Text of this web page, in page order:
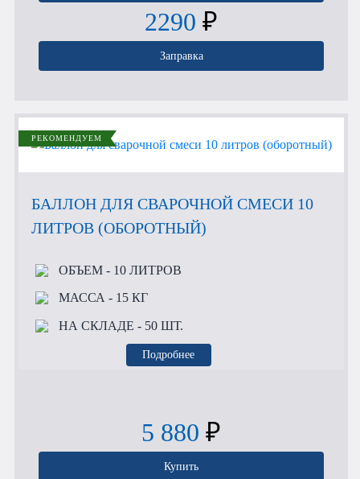
2290 ₽
Заправка
РЕКОМЕНДУЕМ
БАЛЛОН ДЛЯ СВАРОЧНОЙ СМЕСИ 10
ЛИТРОВ (ОБОРОТНЫЙ)
ОБЪЕМ- 10 ЛИТРОВ
МАССА- 15 КГ
НА СКЛАДЕ - 50 ШТ.
Подробнее
5 880 ₽
Купить